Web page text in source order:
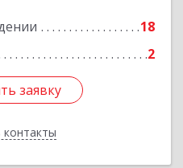
18
2
заявку
контакты
Подробнее
заявку